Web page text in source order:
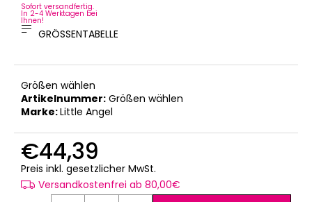
Sofort versandfertig.
In 2-4 Werktagen bei
Ihnen!
GRÖSSENTABELLE
Größen wählen
Artikelnummer: Größen wählen
Marke:Little Angel
€44,39
Preis inkl. gesetzlicher MwSt.
Versandkostenfrei ab 80,00€